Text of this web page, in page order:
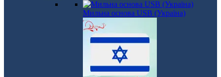
Мильна основа USB (Україна)